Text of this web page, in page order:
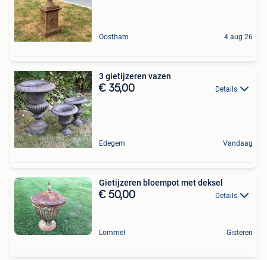
Oostham 4 aug 26
3 gietijzeren vazen
€ 35,00 Details
Edegem Vandaag
Gietijzeren bloempot met deksel
€ 50,00 Details
Lommel Gisteren